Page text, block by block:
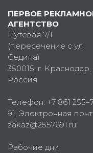
ПЕРВОЕ
АГЕНТСТВО
Путевая 7/1
(пересечение с ул.
Седина)
350015, г. Краснодар,
Россия
Телефон: +7 861
91, Электронная
zakaz@2557691.ru
Рабочие дни: